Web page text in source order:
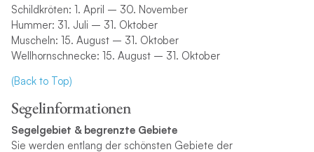
Schildkröten: 1. April – 30. November
Hummer: 31. Juli – 31. Oktober
Muscheln: 15. August – 31. Oktober
Wellhornschnecke: 15. August – 31. Oktober
(Back to Top)
Segelinformationen
Segelgebiet & begrenzte Gebiete
Sie werden entlang der schönsten Gebiete der